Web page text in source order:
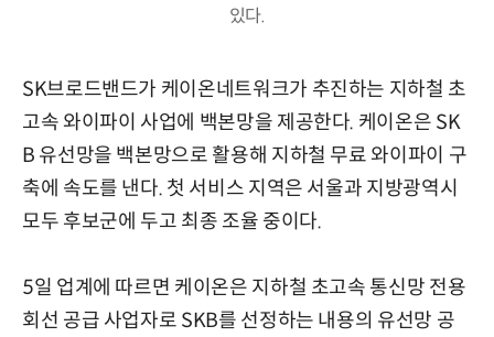
있다.
SK브로드밴드가 케이온네트워크가 추진하는 지하철 초
고속 와이파이 사업에 백본망을 제공한다. 케이온은 SK
B 유선망을 백본망으로 활용해 지하철 무료 와이파이 구
축에 속도를 낸다. 첫 서비스 지역은 서울과 지방광역시
모두 후보군에 두고 최종 조율 중이다.
5일 업계에 따르면 케이온은 지하철 초고속 통신망 전용
회선 공급 사업자로 SKB를 선정하는 내용의 유선망 공